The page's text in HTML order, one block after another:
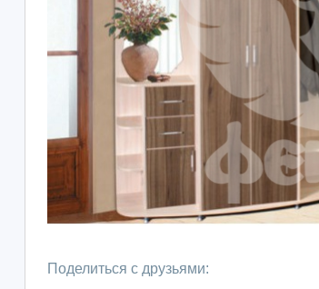
Поделиться с друзьями: